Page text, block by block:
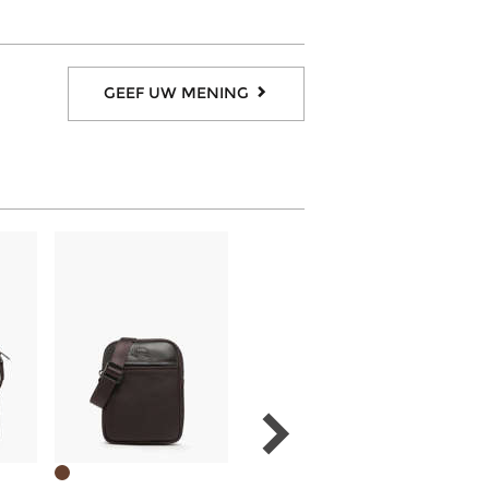
GEEF UW MENING